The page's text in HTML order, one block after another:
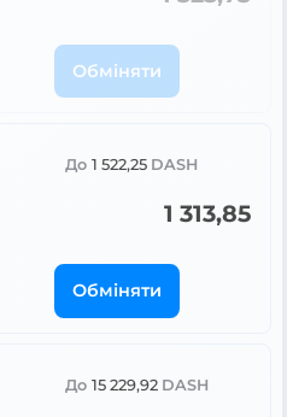
Обміняти
До 1 522,25 DASH
1 313,85
Обміняти
До 15 229,92 DASH